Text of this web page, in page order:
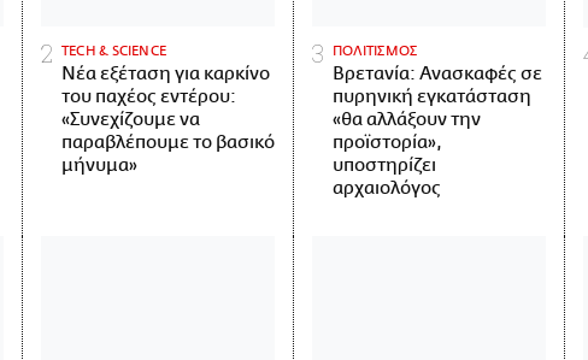
ΤECH & SCIENCE
Νέα εξέταση για καρκίνο
του παχέος εντέρου:
«Συνεχίζουμε να
παραβλέπουμε το βασικό
μήνυμα»
ΠΟΛΙΤΙΣΜΟΣ
Βρετανία: Ανασκαφές σε
πυρηνική εγκατάσταση
«θα αλλάξουν την
προϊστορία»,
υποστηρίζει
αρχαιολόγος